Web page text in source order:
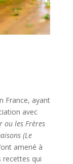
France, ayant
avec
ou les Frères
(Le
amené à
recettes qui